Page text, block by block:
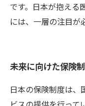
です。日本が抱える
には、一層の注目が
未来に向けた保険
日本の保険制度は、